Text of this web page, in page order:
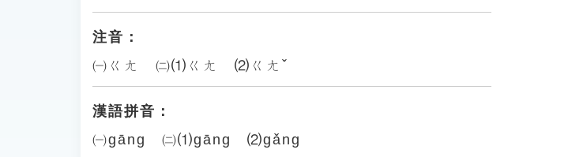
注音：
㈠ㄍㄤ ㈡⑴ㄍㄤ ⑵ㄍㄤˇ
漢語拼音：
㈠gāng ㈡⑴gāng ⑵gǎng